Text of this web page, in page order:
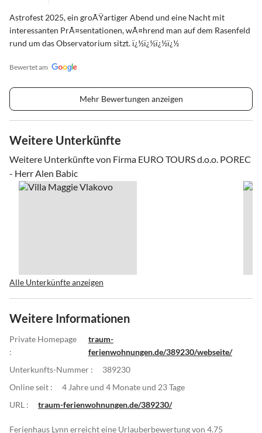
Astrofest 2025, ein groÃŸartiger Abend und eine Nacht mit
interessanten PrÃ¤sentationen, wÃ¤hrend man auf dem Rasenfeld
rund um das Observatorium sitzt. ï¿½ï¿½ï¿½ï¿½
Bewertet am
Mehr Bewertungen anzeigen
Weitere Unterkünfte
Weitere Unterkünfte von Firma EURO TOURS d.o.o. POREC
- Herr Alen Babic
Alle Unterkünfte anzeigen
Weitere Informationen
Private Homepage
:
traum-
ferienwohnungen.de/389230/webseite/
Unterkunfts-Nummer :
389230
Online seit :
4 Jahre und 4 Monate und 23 Tage
URL :
traum-ferienwohnungen.de/389230/
Ferienhaus Lynn erreicht eine Urlauberbewertung von 4.75